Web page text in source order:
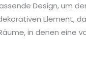
Design, um
Element,
in denen eine